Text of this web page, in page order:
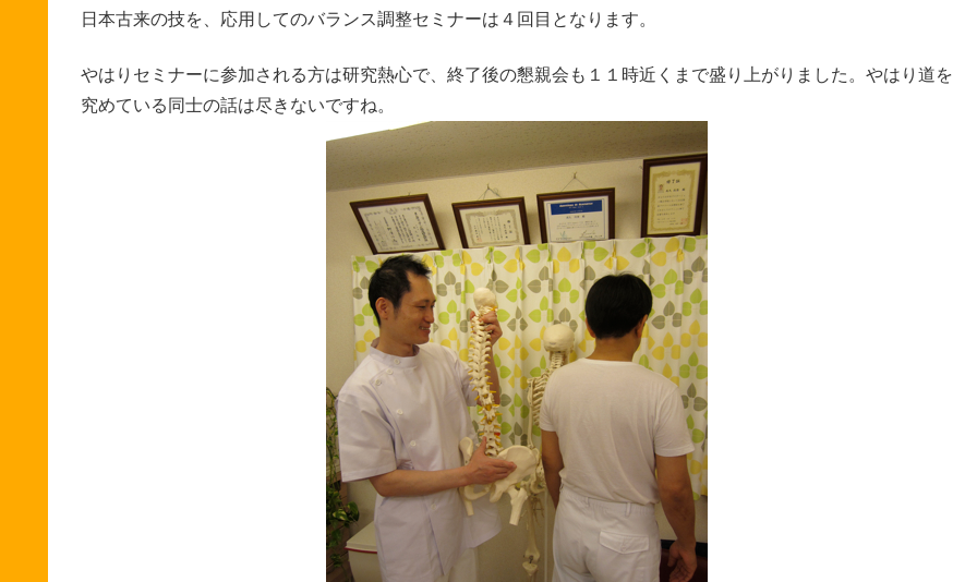
日本古来の技を、応用してのバランス調整セミナーは４回目となります。
やはりセミナーに参加される方は研究熱心で、終了後の懇親会も１１時近くまで盛り上がりました。やはり道を
究めている同士の話は尽きないですね。